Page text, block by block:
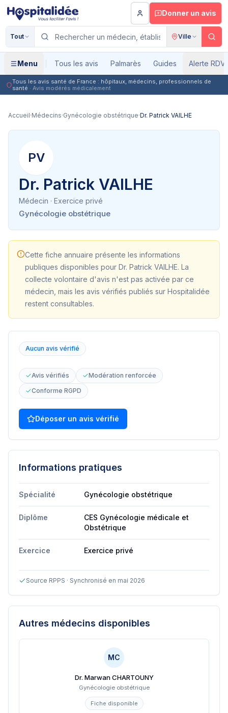
Aller au contenu principal
Donner un avis
Tout Ville
Menu Tous les avis Palmarès Guides Alerte RDV
Tous les avis santé de France : hôpitaux, médecins, professionnels de
santé · Avis modérés médicalement
Accueil·Médecins·Gynécologie obstétrique·Dr. Patrick VAILHE
PV
Dr. Patrick VAILHE
Médecin · Exercice privé
Gynécologie obstétrique
Cette fiche annuaire présente les informations
publiques disponibles pour Dr. Patrick VAILHE. La
collecte volontaire d'avis n'est pas activée par ce
médecin, mais les avis vérifiés publiés sur Hospitalidée
restent consultables.
Aucun avis vérifié
Avis vérifiés
Modération renforcée
Conforme RGPD
Déposer un avis vérifié
Informations pratiques
Spécialité Gynécologie obstétrique
Diplôme
CES Gynécologie médicale et
Obstétrique
Exercice Exercice privé
Source RPPS · Synchronisé en mai 2026
Autres médecins disponibles
MC
Dr. Marwan CHARTOUNY
Gynécologie obstétrique
Fiche disponible